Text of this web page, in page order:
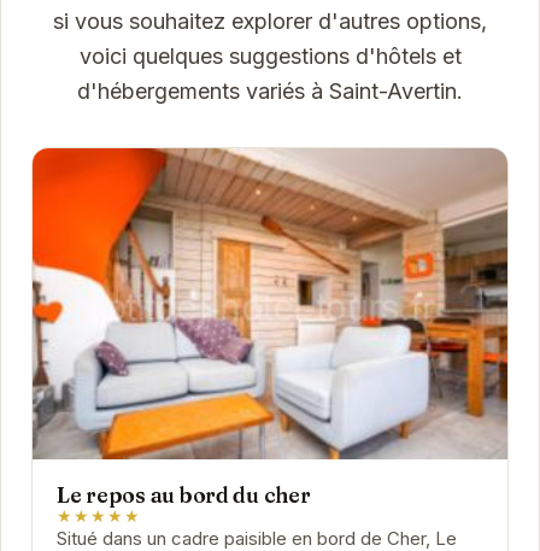
si vous souhaitez explorer d'autres options,
voici quelques suggestions d'hôtels et
d'hébergements variés à Saint-Avertin.
Le repos au bord du cher
★★★★★
Situé dans un cadre paisible en bord de Cher, Le